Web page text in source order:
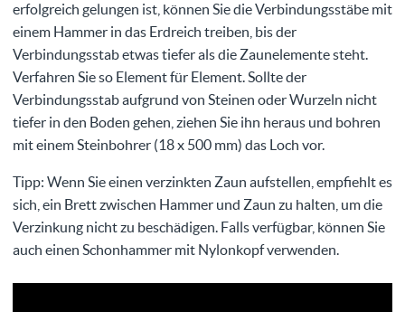
erfolgreich gelungen ist, können Sie die Verbindungsstäbe mit
einem Hammer in das Erdreich treiben, bis der
Verbindungsstab etwas tiefer als die Zaunelemente steht.
Verfahren Sie so Element für Element. Sollte der
Verbindungsstab aufgrund von Steinen oder Wurzeln nicht
tiefer in den Boden gehen, ziehen Sie ihn heraus und bohren
mit einem Steinbohrer (18 x 500 mm) das Loch vor.
Tipp: Wenn Sie einen verzinkten Zaun aufstellen, empfiehlt es
sich, ein Brett zwischen Hammer und Zaun zu halten, um die
Verzinkung nicht zu beschädigen. Falls verfügbar, können Sie
auch einen Schonhammer mit Nylonkopf verwenden.